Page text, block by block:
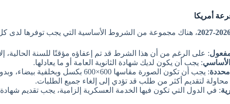
أمريكا
، هناك مجموعة من الشروط الأساسية التي يجب توفرها لدى
: على الرغم من أن هذا الشرط قد تم إعفاؤه مؤقتًا للسنة
: يجب أن يكون لديك شهادة الثانوية العامة أو ما يعادلها.
: يجب أن تكون الصورة مقاسها 600×600 بكسل وبخلفية بيضاء، وبدون أي تأثيرات أو تعديلات.
لتقديم أكثر من طلب قد تؤدي إلى إلغاء جميع الطلبات.
: في الدول التي تكون فيها الخدمة العسكرية إلزامية، يجب تقديم شهادة